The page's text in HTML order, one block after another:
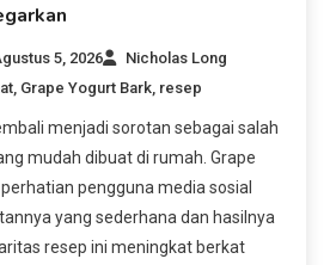
5, 2026
Nicholas Long
Grape Yogurt Bark resep
menjadi sorotan sebagai salah
mudah dibuat di rumah. Grape
pengguna media sosial
yang sederhana dan hasilnya
resep ini meningkat berkat